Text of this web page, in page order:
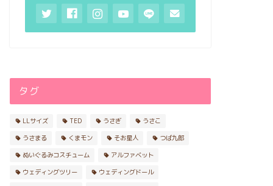
タグ
LLサイズ TED うさぎ
うさこ
うさまる
くまモン そお星人
つば九郎
ぬいぐるみコスチューム
アルファベット
ウェディングツリー
ウェディングドール